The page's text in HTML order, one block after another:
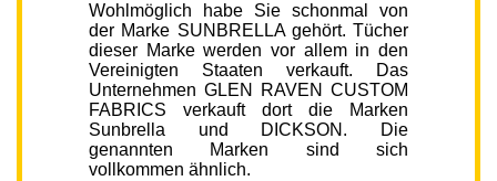
Wohlmöglich habe Sie schonmal von
der Marke SUNBRELLA gehört. Tücher
dieser Marke werden vor allem in den
Vereinigten Staaten verkauft. Das
Unternehmen GLEN RAVEN CUSTOM
FABRICS verkauft dort die Marken
Sunbrella und DICKSON. Die
genannten Marken sind sich
vollkommen ähnlich.